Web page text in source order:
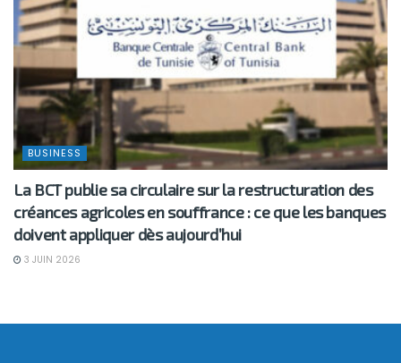
BUSINESS
La BCT publie sa circulaire sur la restructuration des
créances agricoles en souffrance : ce que les banques
doivent appliquer dès aujourd’hui
3 JUIN 2026